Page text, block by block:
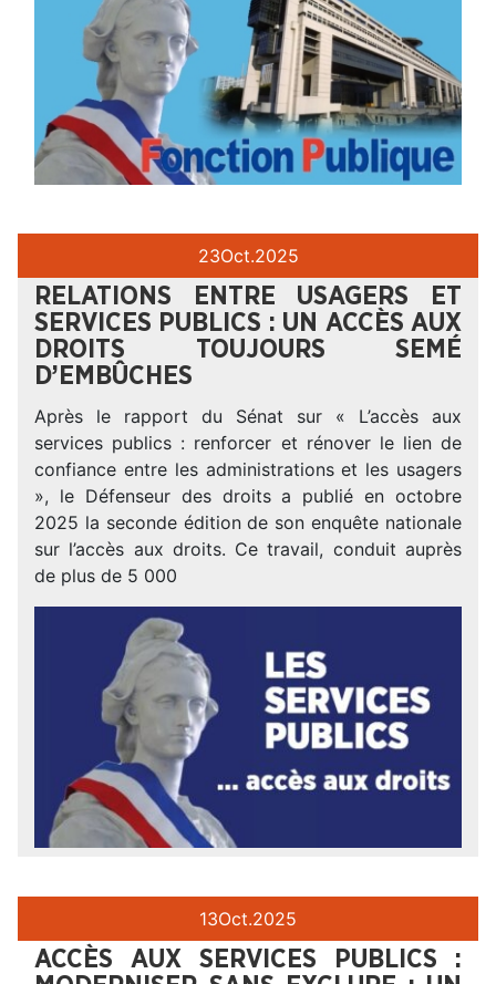
23Oct.2025
RELATIONS ENTRE USAGERS ET
SERVICES PUBLICS : UN ACCÈS AUX
DROITS TOUJOURS SEMÉ
D’EMBÛCHES
Après le rapport du Sénat sur « L’accès aux
services publics : renforcer et rénover le lien de
confiance entre les administrations et les usagers
», le Défenseur des droits a publié en octobre
2025 la seconde édition de son enquête nationale
sur l’accès aux droits. Ce travail, conduit auprès
de plus de 5 000
13Oct.2025
ACCÈS AUX SERVICES PUBLICS :